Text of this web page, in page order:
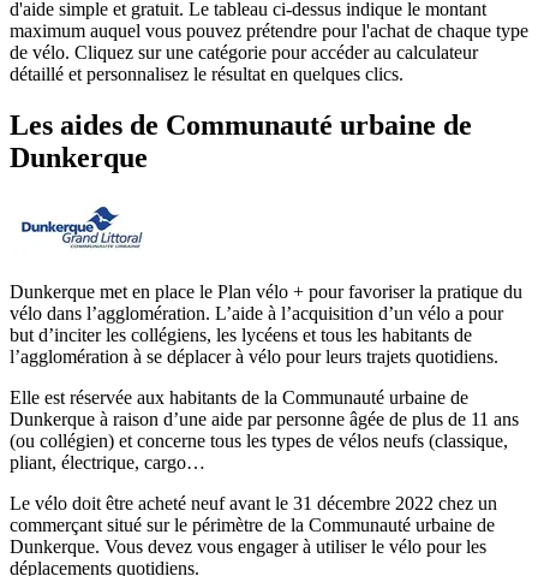
d'aide simple et gratuit. Le tableau ci-dessus indique le montant
maximum auquel vous pouvez prétendre pour l'achat de chaque type
de vélo. Cliquez sur une catégorie pour accéder au calculateur
détaillé et personnalisez le résultat en quelques clics.
Les aides de Communauté urbaine de
Dunkerque
Dunkerque met en place le Plan vélo + pour favoriser la pratique du
vélo dans l’agglomération. L’aide à l’acquisition d’un vélo a pour
but d’inciter les collégiens, les lycéens et tous les habitants de
l’agglomération à se déplacer à vélo pour leurs trajets quotidiens.
Elle est réservée aux habitants de la Communauté urbaine de
Dunkerque à raison d’une aide par personne âgée de plus de 11 ans
(ou collégien) et concerne tous les types de vélos neufs (classique,
pliant, électrique, cargo…
Le vélo doit être acheté neuf avant le 31 décembre 2022 chez un
commerçant situé sur le périmètre de la Communauté urbaine de
Dunkerque. Vous devez vous engager à utiliser le vélo pour les
déplacements quotidiens.